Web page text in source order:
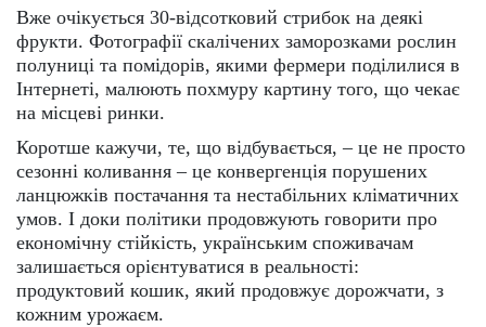
Вже очікується 30-відсотковий стрибок на деякі
фрукти. Фотографії скалічених заморозками рослин
полуниці та помідорів, якими фермери поділилися в
Інтернеті, малюють похмуру картину того, що чекає
на місцеві ринки.
Коротше кажучи, те, що відбувається, – це не просто
сезонні коливання – це конвергенція порушених
ланцюжків постачання та нестабільних кліматичних
умов. І доки політики продовжують говорити про
економічну стійкість, українським споживачам
залишається орієнтуватися в реальності:
продуктовий кошик, який продовжує дорожчати, з
кожним урожаєм.